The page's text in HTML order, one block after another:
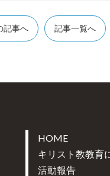
記事へ 記事一覧へ
HOME
キリスト教教育
活動報告